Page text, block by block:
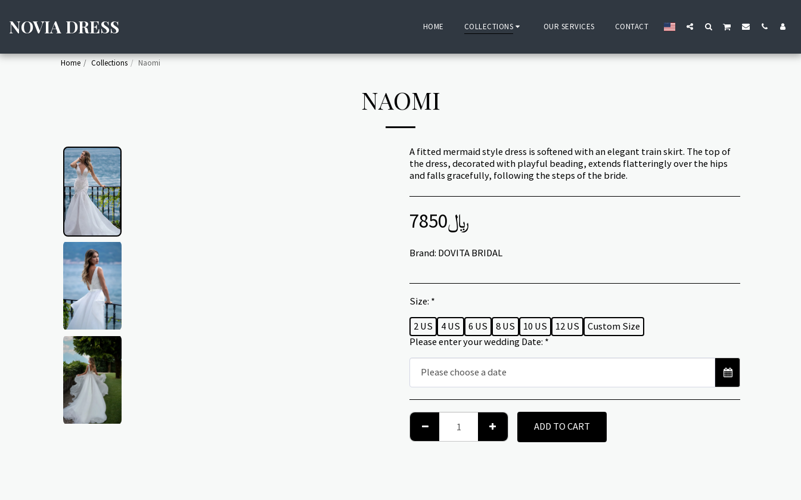
NOVIA DRESS HOME COLLECTIONS OUR SERVICES CONTACT
Home Collections Naomi
NAOMI
A fitted mermaid style dress is softened with an elegant train skirt. The top of
the dress, decorated with playful beading, extends flatteringly over the hips
and falls gracefully, following the steps of the bride.
﷼7850
Brand: DOVITA BRIDAL
Size: *
2 US
4 US 6 US 8 US 10 US 12 US
Custom Size
Please enter your wedding Date: *
Please choose a date
ADD TO CART